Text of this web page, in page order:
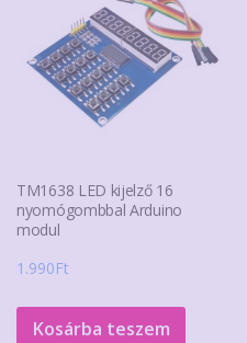
TM1638 LED kijelző 16
nyomógombbal Arduino
modul
1.990Ft
Kosárba teszem